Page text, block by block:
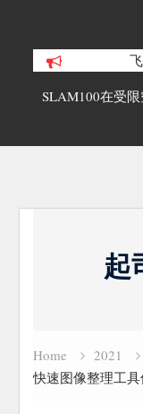
SLAM100在受
起
Home 2021
快速图像整理工